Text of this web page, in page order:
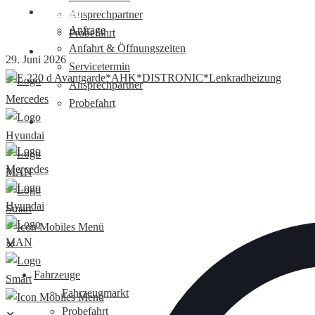
Ansprechpartner
Probefahrt
Nutzfahrzeugzentrum
✕
Fahrzeuge
Fahrzeugmarkt
Probefahrt
Kontakt
Anfrage
Anfahrt & Öffnungszeiten
Servicetermin
Ansprechpartner
Probefahrt
29. Juni 2026